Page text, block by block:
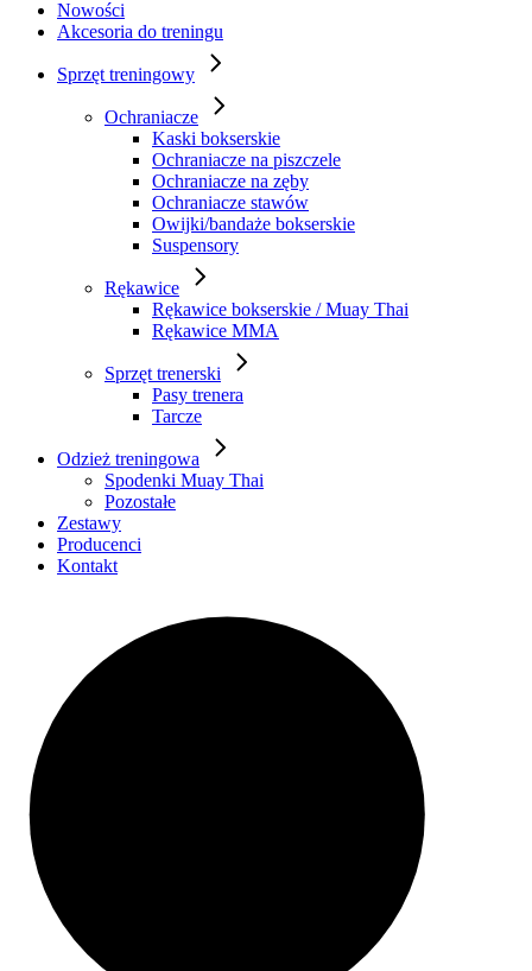
Nowości
Akcesoria do treningu
Sprzęt treningowy
Ochraniacze
Kaski bokserskie
Ochraniacze na piszczele
Ochraniacze na zęby
Ochraniacze stawów
Owijki/bandaże bokserskie
Suspensory
Rękawice
Rękawice bokserskie / Muay Thai
Rękawice MMA
Sprzęt trenerski
Pasy trenera
Tarcze
Odzież treningowa
Spodenki Muay Thai
Pozostałe
Zestawy
Producenci
Kontakt